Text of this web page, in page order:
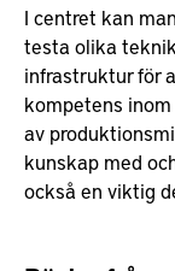
I centret kan
testa olika
infrastruktur för
kompetens
av
kunskap med
också en viktig